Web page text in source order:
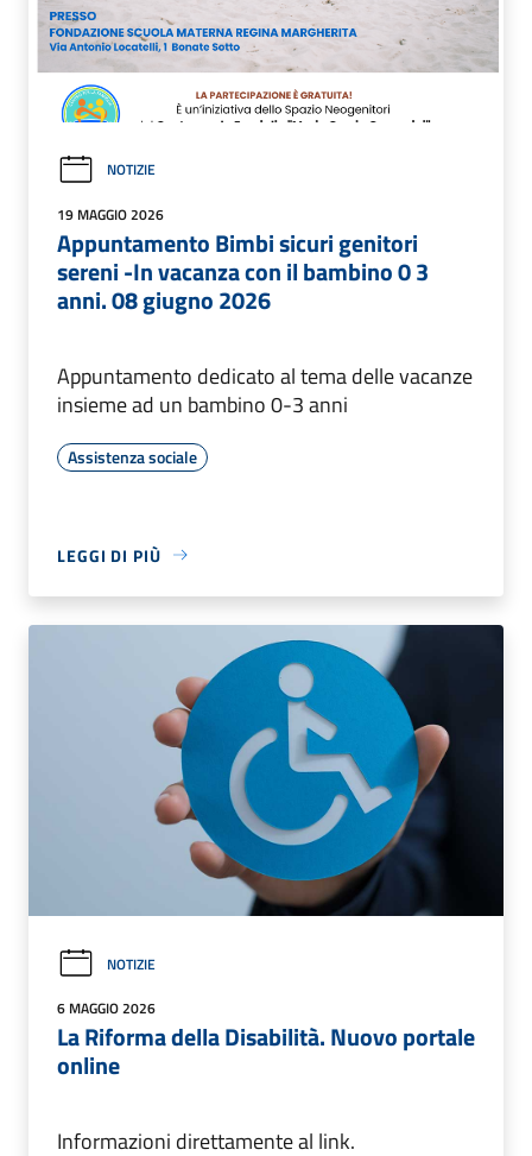
NOTIZIE
19 MAGGIO 2026
Appuntamento Bimbi sicuri genitori
sereni -In vacanza con il bambino 0 3
anni. 08 giugno 2026
Appuntamento dedicato al tema delle vacanze
insieme ad un bambino 0-3 anni
Assistenza sociale
LEGGI DI PIÙ
NOTIZIE
6 MAGGIO 2026
La Riforma della Disabilità. Nuovo portale
online
Informazioni direttamente al link.